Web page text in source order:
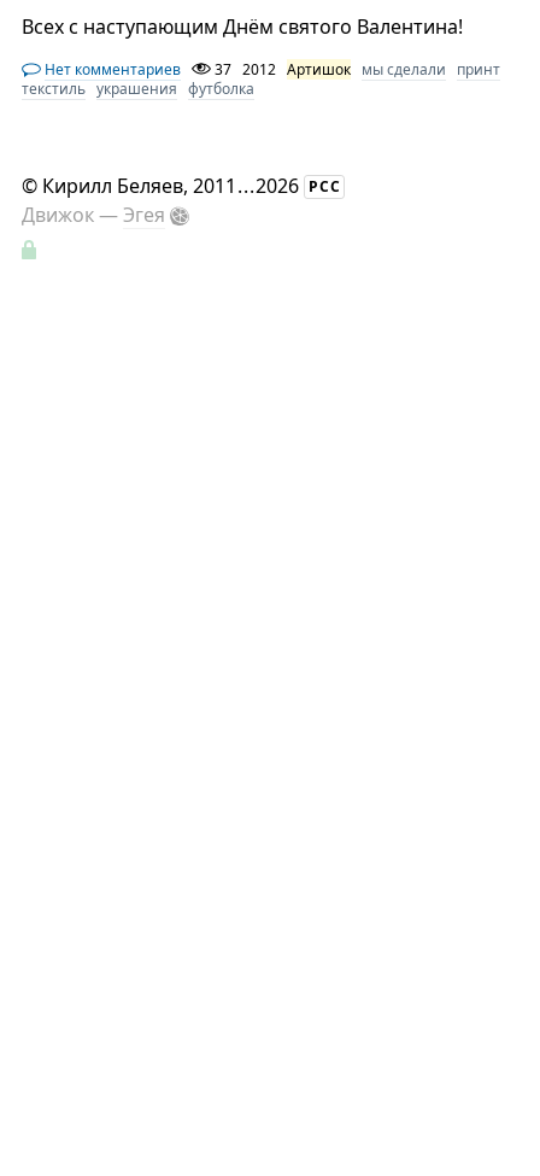
Всех с наступающим Днём святого Валентина!
Нет комментариев 37 2012 Артишок мы сделали
принт
текстиль украшения футболка
© Кирилл Беляев, 2011 ...2026 РСС
Движок —Эгея